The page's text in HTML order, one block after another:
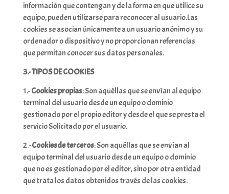
información que contengan y de la forma en que utilice su
equipo, pueden utilizarse para reconocer al usuario.Las
cookies se asocian únicamente a un usuario anónimo y su
ordenador o dispositivo y no proporcionan referencias
que permitan conocer sus datos personales.
3.- TIPOS DE COOKIES
1.-Cookies propias: Son aquéllas que se envían al equipo
terminal del usuario desde un equipo o dominio
gestionado por el propio editor y desde el que se presta el
servicio Solicitado por el usuario.
2.-Cookiesde terceros: Son aquéllas que se envían al
equipo terminal del usuario desde un equipo o dominio
que no es gestionado por el editor, sino por otra entidad
que trata los datos obtenidos través de las cookies.